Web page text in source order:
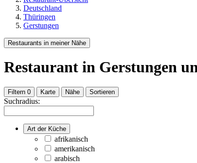
Deutschland
Thüringen
Gerstungen
Restaurants in meiner Nähe
Restaurant in Gerstungen
Filtern 0 Karte Nähe Sortieren
Suchradius:
Art der Küche
afrikanisch
amerikanisch
arabisch